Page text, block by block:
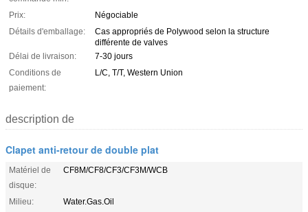
Prix:
Négociable
Détails d'emballage:
Cas appropriés de Polywood selon la structure
différente de valves
Délai de livraison:
7-30 jours
Conditions de
paiement:
L/C, T/T, Western Union
description de
Clapet anti-retour de double plat
Matériel de
disque:
CF8M/CF8/CF3/CF3M/WCB
Milieu:
Water.Gas.Oil